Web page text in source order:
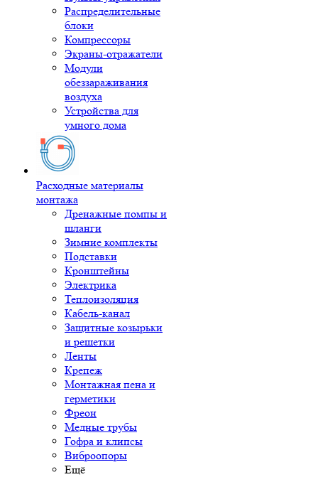
Распределительные
блоки
Компрессоры
Экраны-отражатели
Модули
обеззараживания
воздуха
Устройства для
умного дома
Расходные материалы
монтажа
Дренажные помпы и
шланги
Зимние комплекты
Подставки
Кронштейны
Электрика
Теплоизоляция
Кабель-канал
Защитные козырьки
и решетки
Ленты
Крепеж
Монтажная пена и
герметики
Фреон
Медные трубы
Гофра и клипсы
Виброопоры
Ещё